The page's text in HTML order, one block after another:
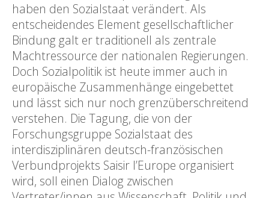
haben den Sozialstaat verändert. Als
entscheidendes Element gesellschaftlicher
Bindung galt er traditionell als zentrale
Machtressource der nationalen Regierungen.
Doch Sozialpolitik ist heute immer auch in
europäische Zusammenhänge eingebettet
und lässt sich nur noch grenzüberschreitend
verstehen. Die Tagung, die von der
Forschungsgruppe Sozialstaat des
interdisziplinären deutsch-französischen
Verbundprojekts Saisir l’Europe organisiert
wird, soll einen Dialog zwischen